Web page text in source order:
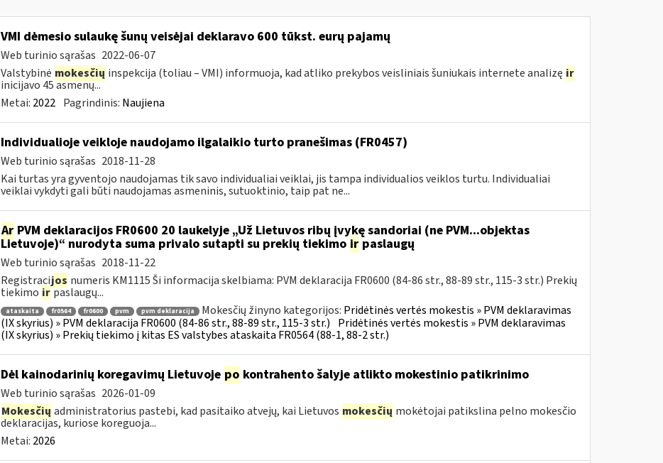
VMI dėmesio sulaukę šunų veisėjai deklaravo 600 tūkst. eurų pajamų
Web turinio sąrašas 2022-06-07
Valstybinė mokesčių inspekcija (toliau – VMI) informuoja, kad atliko prekybos veisliniais šuniukais internete analizę ir
inicijavo 45 asmenų...
Metai: 2022 Pagrindinis: Naujiena
Individualioje veikloje naudojamo ilgalaikio turto pranešimas (FR0457)
Web turinio sąrašas 2018-11-28
Kai turtas yra gyventojo naudojamas tik savo individualiai veiklai, jis tampa individualios veiklos turtu. Individualiai
veiklai vykdyti gali būti naudojamas asmeninis, sutuoktinio, taip pat ne...
ArPVM deklaracijos FR0600 20 laukelyje „Už Lietuvos ribų įvykę sandoriai (ne PVM...objektas
Lietuvoje)“ nurodyta suma privalo sutapti su prekių tiekimo irpaslaugų
Web turinio sąrašas 2018-11-22
Registracijos numeris KM1115 Ši informacija skelbiama: PVM deklaracija FR0600 (84-86 str., 88-89 str., 115-3 str.) Prekių
tiekimo irpaslaugų...
ataskaita fr0564 fr0600 pvm pvm deklaracija Mokesčių žinyno kategorijos: Pridėtinės vertės mokestis » PVM deklaravimas
(IX skyrius) » PVM deklaracija FR0600 (84-86 str., 88-89 str., 115-3 str.) Pridėtinės vertės mokestis » PVM deklaravimas
(IX skyrius) » Prekių tiekimo į kitas ES valstybes ataskaita FR0564 (88-1, 88-2 str.)
Dėl kainodarinių koregavimų Lietuvoje po kontrahento šalyje atlikto mokestinio patikrinimo
Web turinio sąrašas 2026-01-09
Mokesčių administratorius pastebi, kad pasitaiko atvejų, kai Lietuvos mokesčių mokėtojai patikslina pelno mokesčio
deklaracijas, kuriose koreguoja...
Metai: 2026